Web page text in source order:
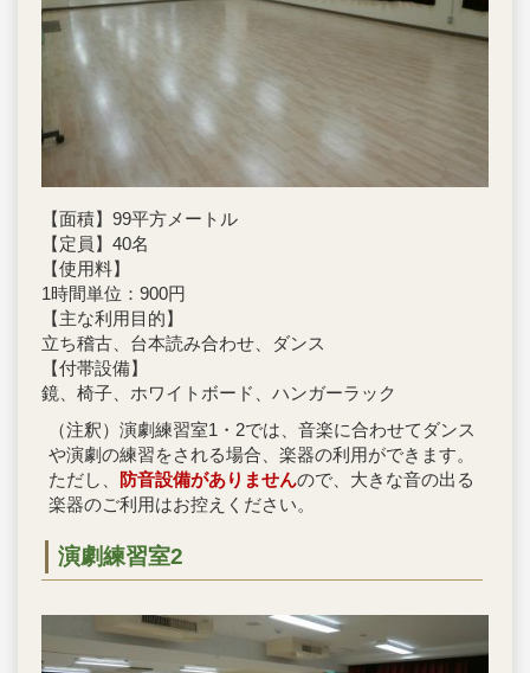
【面積】99平方メートル
【定員】40名
【使用料】
1時間単位：900円
【主な利用目的】
立ち稽古、台本読み合わせ、ダンス
【付帯設備】
鏡、椅子、ホワイトボード、ハンガーラック
（注釈）演劇練習室1・2では、音楽に合わせてダンス
や演劇の練習をされる場合、楽器の利用ができます。
ただし、
防音設備がありませんので、大きな音の出る
楽器のご利用はお控えください。
演劇練習室2